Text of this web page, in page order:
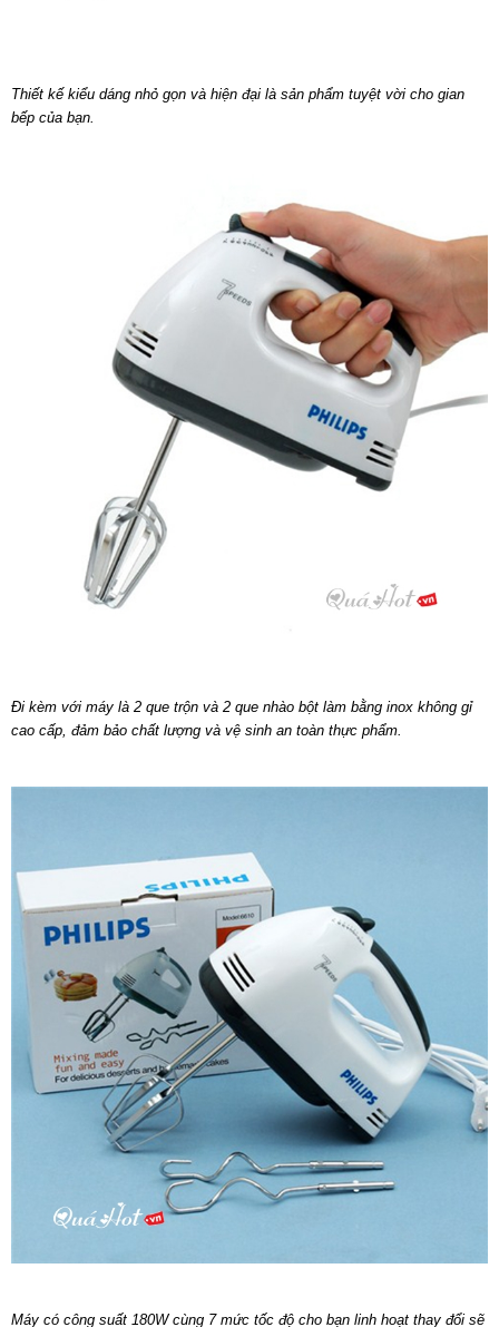
Thiết kế kiểu dáng nhỏ gọn và hiện đại là sản phẩm tuyệt vời cho gian
bếp của bạn.
Đi kèm với máy là 2 que trộn và 2 que nhào bột làm bằng inox không gỉ
cao cấp, đảm bảo chất lượng và vệ sinh an toàn thực phẩm.
Máy có công suất 180W cùng 7 mức tốc độ cho bạn linh hoạt thay đổi sẽ